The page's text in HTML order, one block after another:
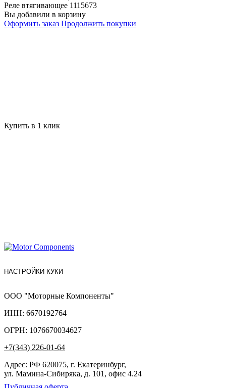
Реле втягивающее 1115673
Вы добавили в корзину
Оформить заказ Продолжить покупки
Купить в 1 клик
НАСТРОЙКИ КУКИ
ООО "Моторные Компоненты"
ИНН: 6670192764
ОГРН: 1076670034627
+7(343) 226-01-64
Адрес: РФ 620075, г. Екатеринбург,
ул. Мамина-Сибиряка, д. 101, офис 4.24